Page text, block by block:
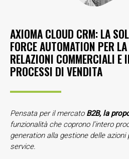
AXIOMA CLOUD CRM: LA
FORCE AUTOMATION PER
RELAZIONI COMMERCIALI E
PROCESSI DI VENDITA
Pensata per il mercato B2B, la
funzionalità che coprono l’intero
generation alla gestione delle
service.